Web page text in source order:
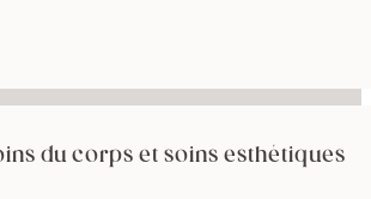
du corps et soins esthétiques